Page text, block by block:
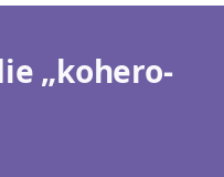
„kohero-